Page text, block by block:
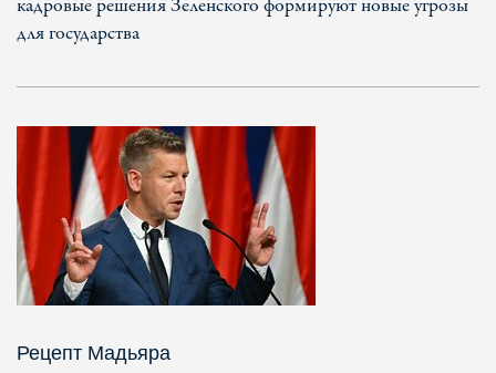
кадровые решения Зеленского формируют новые угрозы
для государства
Рецепт Мадьяра